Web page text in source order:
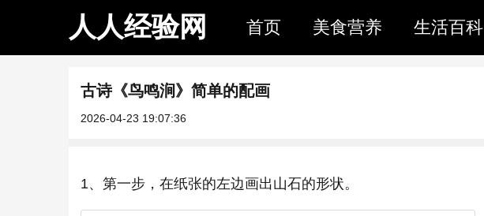
人人经验网 首页 美食营养 生活百科
古诗《鸟鸣涧》简单的配画
2026-04-23 19:07:36
1、第一步，在纸张的左边画出山石的形状。